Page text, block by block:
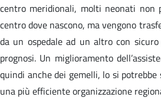
centro meridionali, molti neonati non
centro dove nascono, ma vengono
da un ospedale ad un altro con
prognosi. Un miglioramento
quindi anche dei gemelli, lo si
una più efficiente organizzazione